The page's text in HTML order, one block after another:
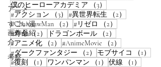
アニメ
すごい漫
画作品紹
介
考察
僕のヒーローアカデミア
（3）
#アクション
（3） 3件の記事
#異世界転生 （2）
#ChainsawMan
（2） 2件の記事
#リゼロ （2）
#寿命（2） 2件の記事
ドラゴンボール （2）
#アニメ化
（2） 2件の記事
#AnimeMovie （2）
#ダークファンタジー
（2） 2件の記事
モブサイコ （1）
#復刻
（1） 1件の記事
ワンパンマン （1） 1件の記事
伏線 （1）